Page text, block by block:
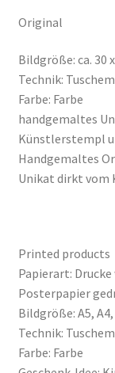
Original
Bildgröße: ca. 30
Technik:
Farbe: Farbe
handgemaltes
Künstlerstempl
Handgemaltes
Unikat dirkt vom
Printed products
Papierart:
Posterpapier
Bildgröße: A5,
Technik:
Farbe: Farbe